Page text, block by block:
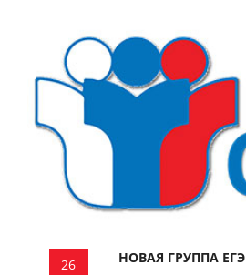
26 НОВАЯ ГРУППА ЕГЭ